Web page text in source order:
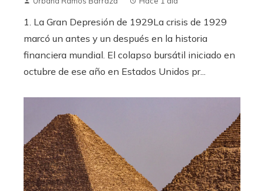
1. La Gran Depresión de 1929La crisis de 1929
marcó un antes y un después en la historia
financiera mundial. El colapso bursátil iniciado en
octubre de ese año en Estados Unidos pr...